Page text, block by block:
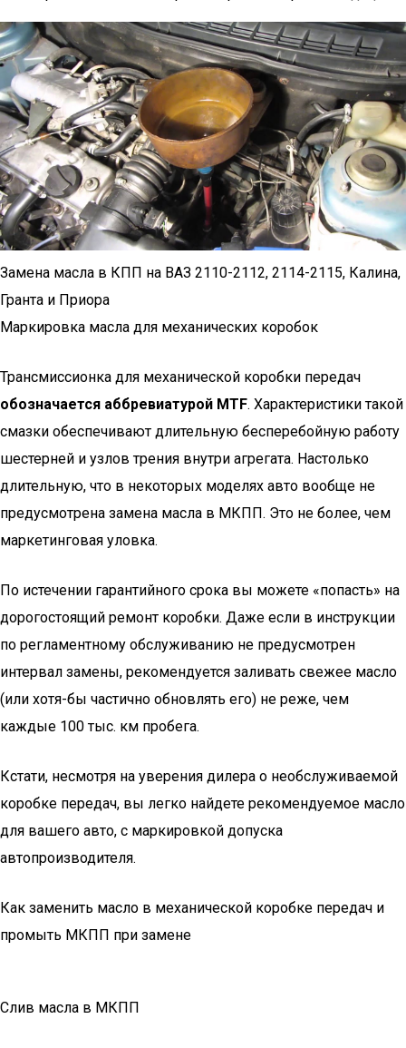
Замена масла в КПП на ВАЗ 2110-2112, 2114-2115, Калина,
Гранта и Приора
Маркировка масла для механических коробок
Трансмиссионка для механической коробки передач
обозначается аббревиатурой MTF. Характеристики такой
смазки обеспечивают длительную бесперебойную работу
шестерней и узлов трения внутри агрегата. Настолько
длительную, что в некоторых моделях авто вообще не
предусмотрена замена масла в МКПП. Это не более, чем
маркетинговая уловка.
По истечении гарантийного срока вы можете «попасть» на
дорогостоящий ремонт коробки. Даже если в инструкции
по регламентному обслуживанию не предусмотрен
интервал замены, рекомендуется заливать свежее масло
(или хотя-бы частично обновлять его) не реже, чем
каждые 100 тыс. км пробега.
Кстати, несмотря на уверения дилера о необслуживаемой
коробке передач, вы легко найдете рекомендуемое масло
для вашего авто, с маркировкой допуска
автопроизводителя.
Как заменить масло в механической коробке передач и
промыть МКПП при замене
Слив масла в МКПП